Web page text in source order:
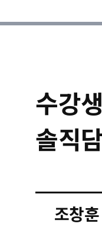
수강
솔직
조창훈